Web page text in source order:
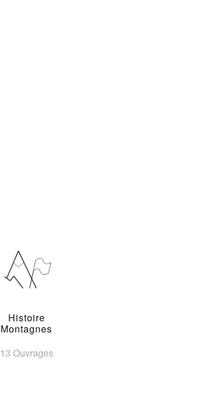
Histoire
Montagnes
13 Ouvrages